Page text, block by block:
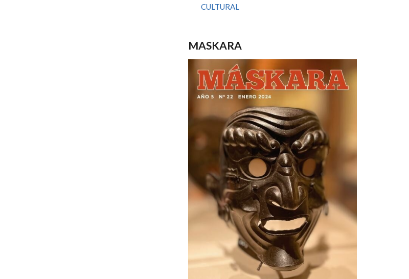
CULTURAL
MASKARA